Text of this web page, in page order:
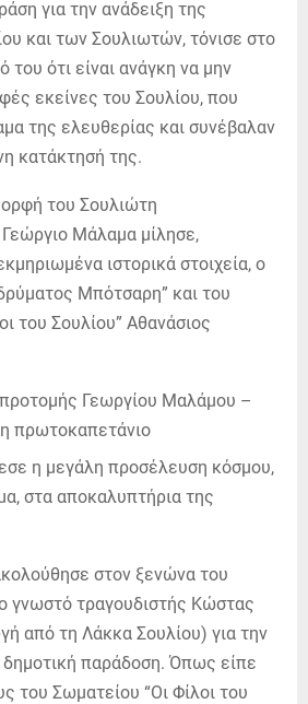
για την ανάδειξη της
και των Σουλιωτών, τόνισε στο
του ότι είναι ανάγκη να μην
εκείνες του Σουλίου, που
της ελευθερίας και συνέβαλαν
κατάκτησή της.
του Σουλιώτη
Μάλαμα μίλησε,
ιστορικά στοιχεία, ο
Μπότσαρη” και του
του Σουλίου” Αθανάσιος
η μεγάλη προσέλευση κόσμου,
στα αποκαλυπτήρια της
στον ξενώνα του
γνωστό τραγουδιστής Κώστας
από τη Λάκκα Σουλίου) για την
παράδοση. Όπως είπε
του Σωματείου “Οι Φίλοι του